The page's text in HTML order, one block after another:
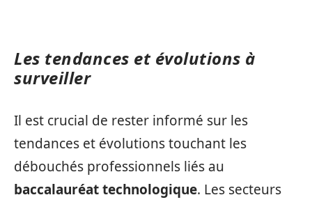
Les tendances et évolutions à
surveiller
Il est crucial de rester informé sur les
tendances et évolutions touchant les
débouchés professionnels liés au
baccalauréat technologique. Les secteurs